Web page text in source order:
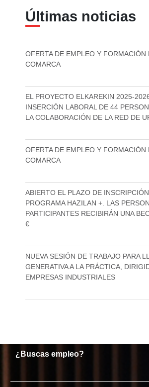
Últimas noticias
OFERTA DE EMPLEO Y FORMACIÓN
COMARCA
EL PROYECTO ELKAREKIN 2025-
INSERCIÓN LABORAL DE 44
LA COLABORACIÓN DE LA RED DE
OFERTA DE EMPLEO Y FORMACIÓN
COMARCA
ABIERTO EL PLAZO DE INSCRIPCIÓN
PROGRAMA HAZILAN +. LAS
PARTICIPANTES RECIBIRÁN UNA
€
NUEVA SESIÓN DE TRABAJO PARA
GENERATIVA A LA PRÁCTICA,
EMPRESAS INDUSTRIALES
¿Buscas empleo?